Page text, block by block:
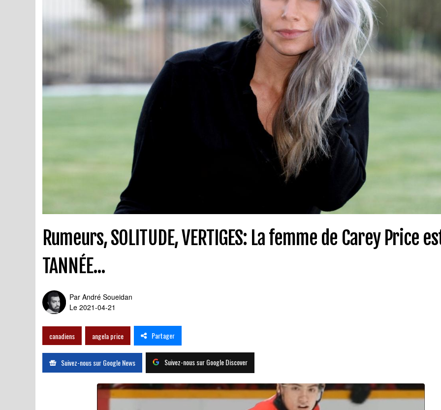
Rumeurs, SOLITUDE, VERTIGES: La femme de Carey Price
TANNÉE...
Par André Soueidan
Le 2021-04-21
canadiens angela price Partager
Suivez-nous sur Google News Suivez-nous sur Google Discover